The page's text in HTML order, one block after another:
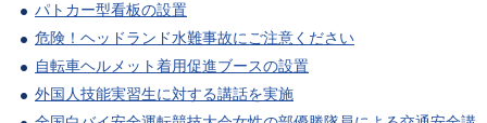
パトカー型看板の設置
危険！ヘッドランド水難事故にご注意ください
自転車ヘルメット着用促進ブースの設置
外国人技能実習生に対する講話を実施